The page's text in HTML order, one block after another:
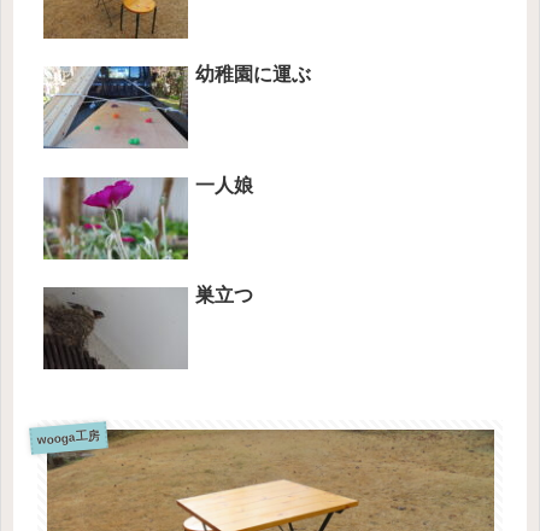
幼稚園に運ぶ
一人娘
巣立つ
wooga工房